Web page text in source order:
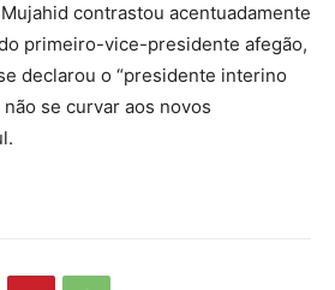
contrastou acentuadamente
primeiro-vice-presidente afegão,
declarou o “presidente interino
se curvar aos novos